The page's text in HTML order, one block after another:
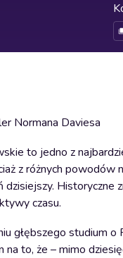
Normana Daviesa
to jedno z
z różnych powodów
dzisiejszy.
czasu.
głębszego studium
na to, że – mimo